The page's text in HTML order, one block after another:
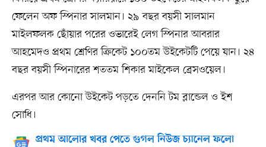
ফেলেন অফ স্পিনার সালমান। ২৯ বছর বয়সী সালমান
মাইলফলক ছোঁয়ার পরের ওভারেই লেগ স্পিনার আবরার
আহমেদও প্রথম শ্রেণির ক্রিকেট ১০০তম উইকেটটি পেয়ে যান। ২৪
বছর বয়সী স্পিনারের শততম শিকার মাইকেল ব্রেসওয়েল।
এরপর আর কোনো উইকেট পড়তে দেননি টম ব্লান্ডেল ও ইশ
সোধি।
প্রথম আলোর খবর পেতে গুগল নিউজ চ্যানেল ফলো